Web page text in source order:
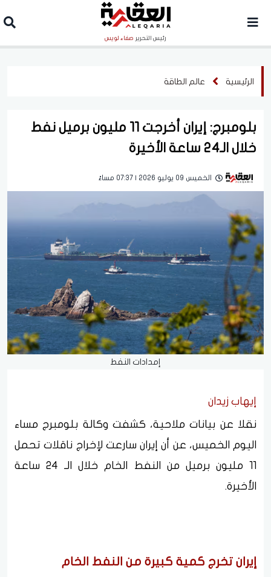
رئيس التحرير صفاء لويس
الرئيسية عالم الطاقة
بلومبرج: إيران أخرجت 11 مليون برميل نفط
خلال الـ24 ساعة الأخيرة
الخميس 09 يوليو 2026 | 07:37 مساءً
إمدادات النفط
إيهاب زيدان
نقلا عن بيانات ملاحية، كشفت وكالة بلومبرج مساء
اليوم الخميس، عن أن إيران سارعت لإخراج ناقلات تحمل
11 مليون برميل من النفط الخام خلال الـ 24 ساعة
الأخيرة.
إيران تخرج كمية كبيرة من النفط الخام